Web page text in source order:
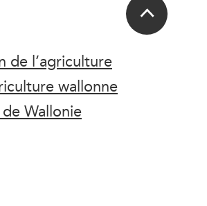
de l’agriculture
wallonne
Wallonie